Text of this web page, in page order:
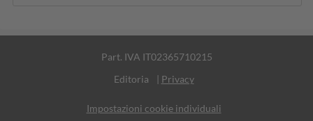
Part. IVA IT02365710215
Editoria
| Privacy
Impostazioni cookie individuali